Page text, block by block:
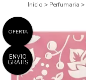
Início > Perfumaria >
OFERTA
ENVIO
GRÁTIS